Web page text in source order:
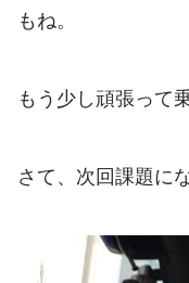
もね。
もう少し頑張って
さて、次回課題に